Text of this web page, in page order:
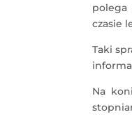
polega
czasie
Taki
Na